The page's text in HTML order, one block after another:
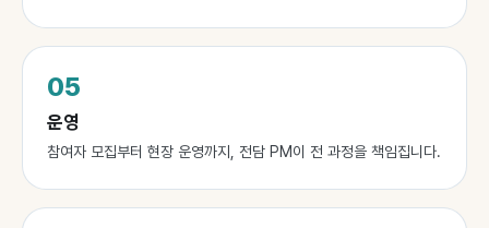
05
운영
참여자 모집부터 현장 운영까지, 전담 PM이 전 과정을 책임집니다.